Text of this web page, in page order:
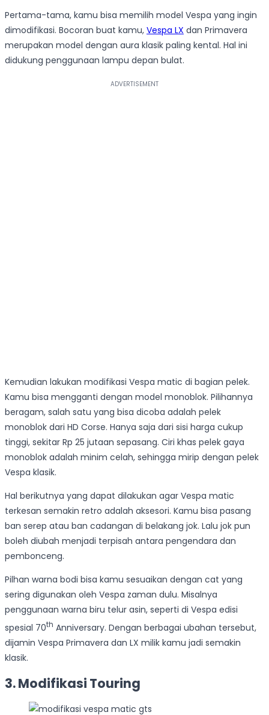
Pertama-tama, kamu bisa memilih model Vespa yang ingin
dimodifikasi. Bocoran buat kamu, Vespa LX dan Primavera
merupakan model dengan aura klasik paling kental. Hal ini
didukung penggunaan lampu depan bulat.
Kemudian lakukan modifikasi Vespa matic di bagian pelek.
Kamu bisa mengganti dengan model monoblok. Pilihannya
beragam, salah satu yang bisa dicoba adalah pelek
monoblok dari HD Corse. Hanya saja dari sisi harga cukup
tinggi, sekitar Rp 25 jutaan sepasang. Ciri khas pelek gaya
monoblok adalah minim celah, sehingga mirip dengan pelek
Vespa klasik.
Hal berikutnya yang dapat dilakukan agar Vespa matic
terkesan semakin retro adalah aksesori. Kamu bisa pasang
ban serep atau ban cadangan di belakang jok. Lalu jok pun
boleh diubah menjadi terpisah antara pengendara dan
pembonceng.
Pilhan warna bodi bisa kamu sesuaikan dengan cat yang
sering digunakan oleh Vespa zaman dulu. Misalnya
penggunaan warna biru telur asin, seperti di Vespa edisi
spesial 70th Anniversary. Dengan berbagai ubahan tersebut,
dijamin Vespa Primavera dan LX milik kamu jadi semakin
klasik.
3. Modifikasi Touring